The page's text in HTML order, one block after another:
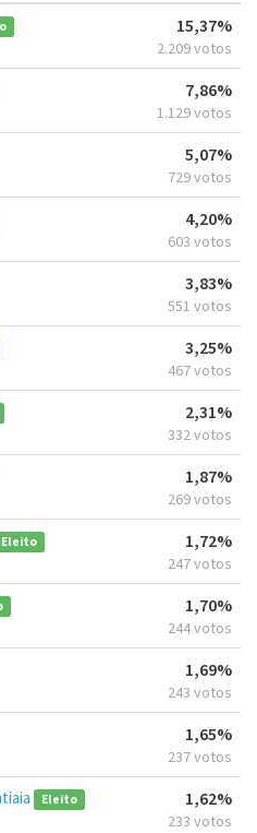
15,37%
2.209 votos
7,86%
1.129 votos
5,07%
729 votos
4,20%
603 votos
3,83%
551 votos
3,25%
467 votos
2,31%
332 votos
1,87%
269 votos
Eleito 1,72%
247 votos
1,70%
244 votos
1,69%
243 votos
1,65%
237 votos
Eleito 1,62%
233 votos